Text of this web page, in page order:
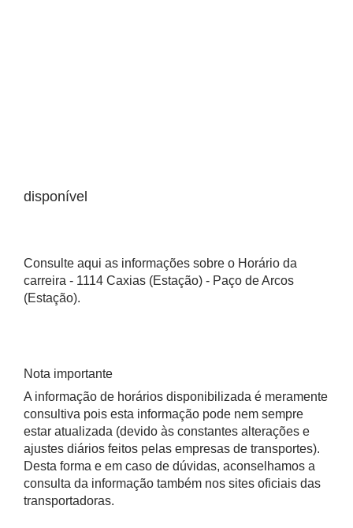
disponível
Consulte aqui as informações sobre o Horário da
carreira - 1114 Caxias (Estação) - Paço de Arcos
(Estação).
Nota importante
A informação de horários disponibilizada é meramente
consultiva pois esta informação pode nem sempre
estar atualizada (devido às constantes alterações e
ajustes diários feitos pelas empresas de transportes).
Desta forma e em caso de dúvidas, aconselhamos a
consulta da informação também nos sites oficiais das
transportadoras.